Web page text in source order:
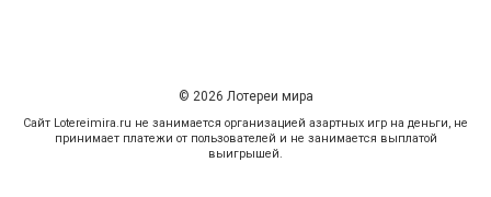
© 2026 Лотереи мира
Сайт Lotereimira.ru не занимается организацией азартных игр на деньги, не
принимает платежи от пользователей и не занимается выплатой
выигрышей.